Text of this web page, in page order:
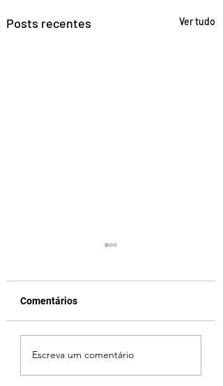
Posts recentes Ver tudo
Campanhas eleitorais
começam neste
domingo (27); veja as
Comentários
Escreva um comentário